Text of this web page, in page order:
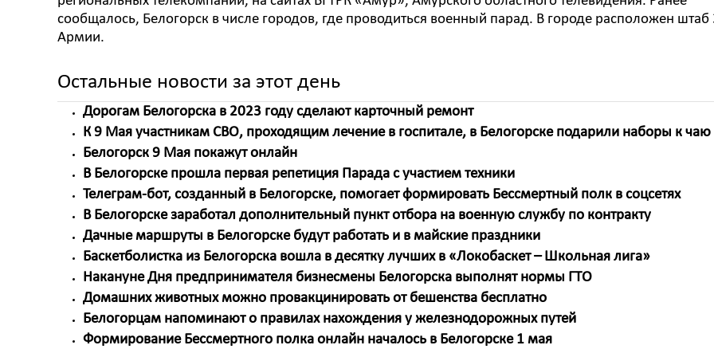
сообщалось, Белогорск в числе городов, где проводиться военный парад. В городе расположен штаб
Армии.
Остальные новости за этот день
Дорогам Белогорска в 2023 году сделают карточный ремонт
К 9 Мая участникам СВО, проходящим лечение в госпитале, в Белогорске подарили наборы к чаю
Белогорск 9 Мая покажут онлайн
В Белогорске прошла первая репетиция Парада с участием техники
Телеграм-бот, созданный в Белогорске, помогает формировать Бессмертный полк в соцсетях
В Белогорске заработал дополнительный пункт отбора на военную службу по контракту
Дачные маршруты в Белогорске будут работать и в майские праздники
Баскетболистка из Белогорска вошла в десятку лучших в «Локобаскет – Школьная лига»
Накануне Дня предпринимателя бизнесмены Белогорска выполнят нормы ГТО
Домашних животных можно провакцинировать от бешенства бесплатно
Белогорцам напоминают о правилах нахождения у железнодорожных путей
Формирование Бессмертного полка онлайн началось в Белогорске 1 мая